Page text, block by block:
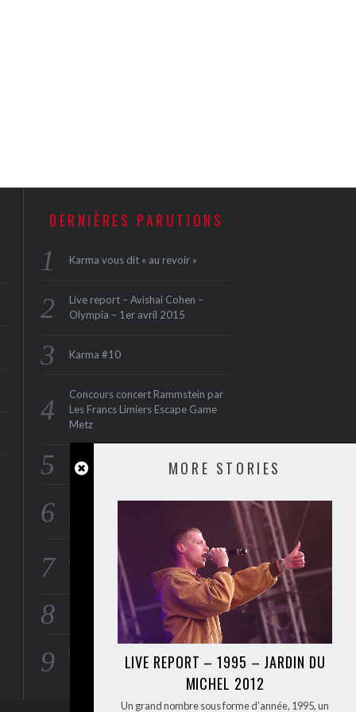
MORE STORIES
LIVE REPORT – 1995 – JARDIN DU
MICHEL 2012
Un grand nombre sous forme d’année, 1995, un
DERNIÈRES PARUTIONS
Karma vous dit « au revoir »
Live report – Avishai Cohen –
Olympia – 1er avril 2015
Karma #10
Concours concert Rammstein par
Les Francs Limiers Escape Game
Metz
Interview : Serious Black
Thunder en concert à Paris au
ANTI FLAG : en concert à Paris le
1er juin 2015 (Maroquinerie‏)
Interview : Rae Morris
26 avril 2015 à la Rockhal